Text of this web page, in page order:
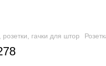
розетки, гачки для штор